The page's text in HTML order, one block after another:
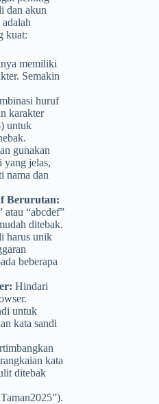
dan akun
kuat:
memiliki
Semakin
huruf
karakter
untuk
gunakan
yang jelas,
nama dan
Berurutan:
atau “abcdef”
ditebak.
harus unik
beberapa
Hindari
untuk
kata sandi
kata
ditebak